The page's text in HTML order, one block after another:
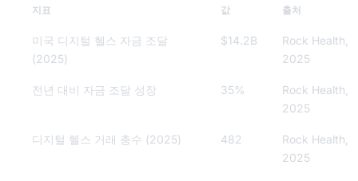
지표 값 출처
미국 디지털 헬스 자금 조달
(2025)
$14.2B
Rock Health,
2025
전년 대비 자금 조달 성장 35%
Rock Health,
2025
디지털 헬스 거래 총수 (2025) 482
Rock Health,
2025